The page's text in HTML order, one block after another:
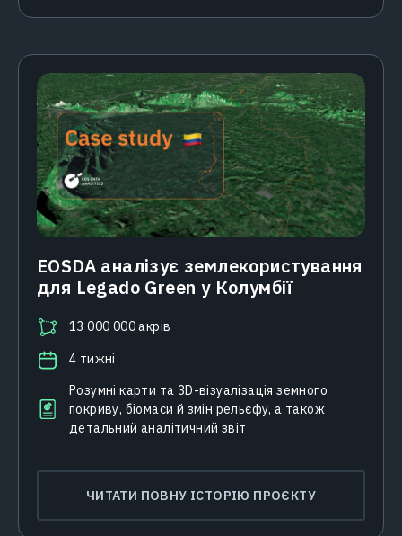
EOSDA аналізує землекористування
для Legado Green у Колумбії
13 000 000 акрів
4 тижні
Розумні карти та 3D-візуалізація земного
покриву, біомаси й змін рельєфу, а також
детальний аналітичний звіт
ЧИТАТИ ПОВНУ ІСТОРІЮ ПРОЄКТУ